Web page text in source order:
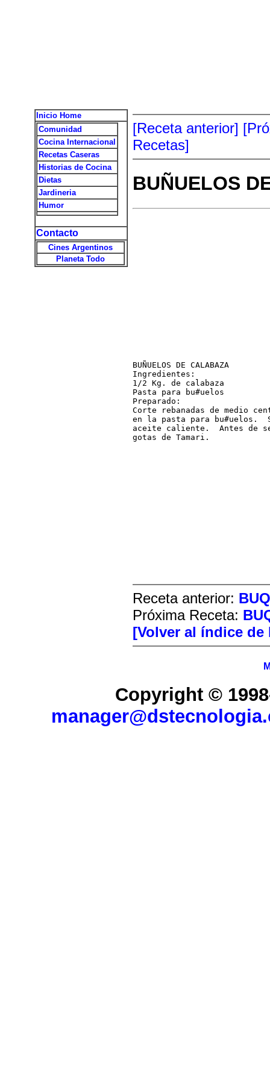
Inicio Home
Comunidad
Cocina Internacional
Recetas Caseras
Historias de Cocina
Dietas
Jardineria
Humor
Contacto
Cines Argentinos
Planeta Todo
[Receta anterior]
Recetas]
BUÑUELOS
BUÑUELOS DE CALABAZA
Ingredientes:
1/2 Kg. de calabaza
Pasta para bu#uelos
Preparado:
Corte rebanadas de medio
en la pasta para bu#uelos.
aceite caliente.  Antes de
gotas de Tamari.
Receta anterior:
Próxima Receta:
[Volver al índice de
Copyright ©